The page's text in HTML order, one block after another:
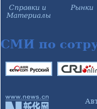
Справки и
Материалы
Рынки
СМИ по